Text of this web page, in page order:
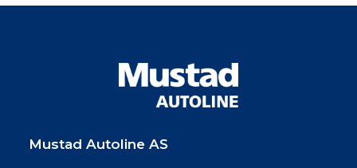
Mustad Autoline AS